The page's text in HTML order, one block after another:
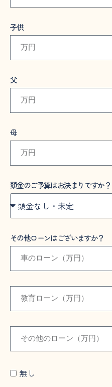
子供
父
母
頭金のご予算はお決まりですか？
その他ローンはございますか？
無し